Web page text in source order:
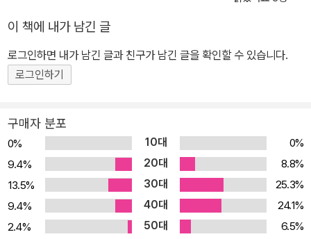
이 책에 내가 남긴 글
로그인하면 내가 남긴 글과 친구가 남긴 글을 확인할 수 있습니다.
로그인하기
구매자 분포
0% 10대
0%
9.4%
20대
8.8%
13.5%
30대
25.3%
9.4%
40대
24.1%
2.4%
50대
6.5%